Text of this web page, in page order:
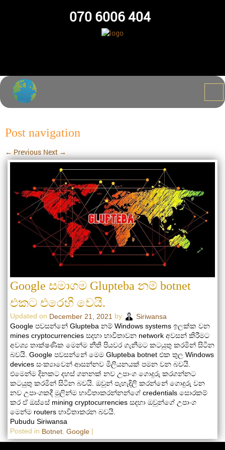
070 6006 404
Post navigation
← Previous Next →
Google සමාගම Glupteba නම් botnet
එකට එරෙහි වෙයි.
Updated on December 21, 2021 by
Siriwansa
Google පවසන්නේ Glupteba නම් Windows systems ඉලක්ක වන
mines cryptocurrencies සදහා භාවිතාවන network අවසන් කිරීමට
අවශ්‍ය තාක්ෂණික මෙන්ම නීති පියවර ගැනීමට කටයුතු කරමින් සිටින
බවයි. Google පවසන්නේ මෙම Glupteba botnet එක තුල Windows
devices සංක්‍යාවෙන් ආසන්නව මිලියනයක් පමන වන බවයි.
එමෙන්ම දිනකට දහස් ගනනක් නව උපාංග ගොදුරු කරගන්නට
කටයුතු කරමින් සිටින බවයි. ඔවුන් පැහැදිලි කරන්නේ ගොදුරු වන
නව උපාංගකදී මුලින්ම භාවිතාකරන්නන්ගේ credentials සොරකම්
කර ඒ ඔස්සේ mining cryptocurrencies සදහා ඔවුන්ගේ උපාංග
මෙන්ම routers භාවිතාකරන බවයි.
Pubudu Siriwansa
Posted in Botnet Google |